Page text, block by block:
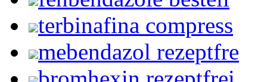
terbinafina compress
mebendazol rezeptfre